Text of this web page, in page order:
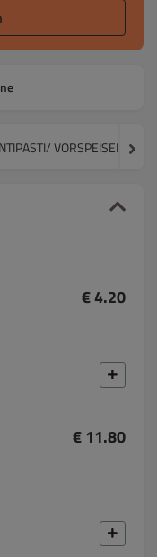
VORSPEISEN
€ 4.20
€ 11.80